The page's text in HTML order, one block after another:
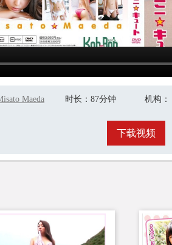
Maeda 时长 ：87分钟 机构 ：
下载视频